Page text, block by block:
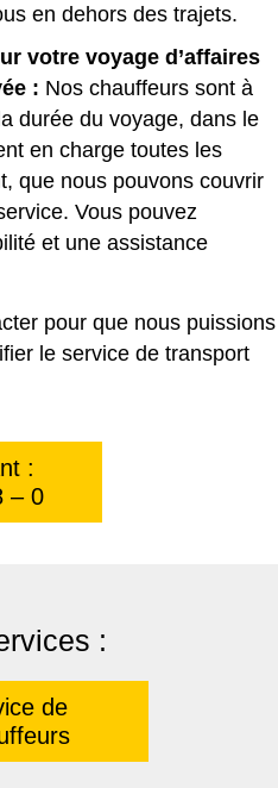
en dehors des trajets.
votre voyage d’affaires
: Nos chauffeurs sont à
durée du voyage, dans le
en charge toutes les
que nous pouvons couvrir
Vous pouvez
et une assistance
pour que nous puissions
le service de transport
:
– 0
:
de